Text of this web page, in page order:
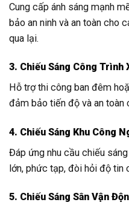
Cung cấp ánh sáng mạnh
bảo an ninh và an toàn cho
qua lại.
3. Chiếu Sáng Công Trình
Hỗ trợ thi công ban đêm
đảm bảo tiến độ và an toàn
4. Chiếu Sáng Khu Công
Đáp ứng nhu cầu chiếu
lớn, phức tạp, đòi hỏi độ tin
5. Chiếu Sáng Sân Vận